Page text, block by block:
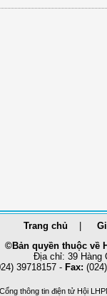
Trang chủ
©Bản quyền thuộc về
Địa chỉ: 39 Hàng
39718157 - Fax:
thông tin điện tử Hội